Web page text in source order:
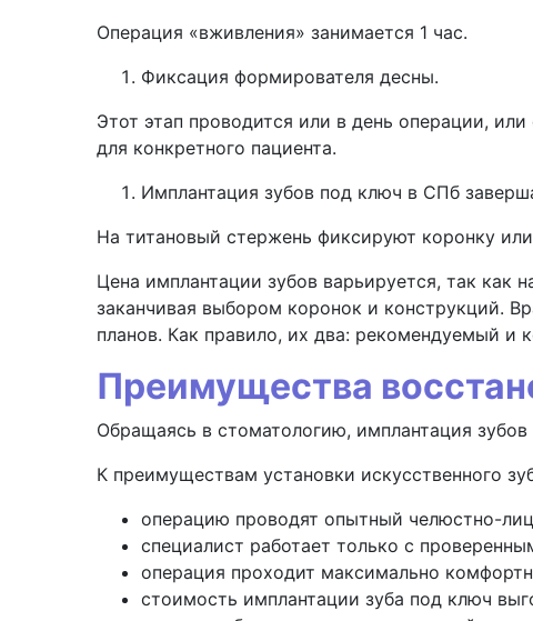
Операция «вживления» занимается 1 час.
Фиксация формирователя десны.
Этот этап проводится или в день операции,
для конкретного пациента.
Имплантация зубов под ключ в СПб
На титановый стержень фиксируют коронку
Цена имплантации зубов варьируется, так как
заканчивая выбором коронок и конструкций.
планов. Как правило, их два: рекомендуемый и
Преимущества
Обращаясь в стоматологию, имплантация зубов
К преимуществам установки искусственного
операцию проводят опытный челюстно-
специалист работает только с
операция проходит максимально
стоимость имплантации зуба под ключ